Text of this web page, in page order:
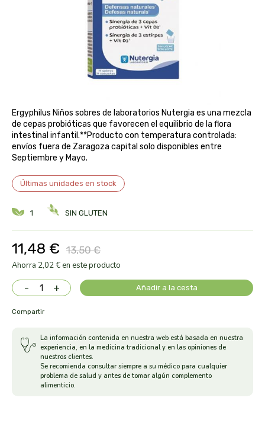
Ergyphilus Niños sobres de laboratorios Nutergia es una mezcla
de cepas probióticas que favorecen el equilibrio de la flora
intestinal infantil.**Producto con temperatura controlada:
envíos fuera de Zaragoza capital solo disponibles entre
Septiembre y Mayo.
Últimas unidades en stock
1 SIN GLUTEN
11,48 € 13,50 €
Ahorra 2,02 € en este producto
- + Añadir a la cesta
Compartir
La información contenida en nuestra web está basada en nuestra
experiencia, en la medicina tradicional y en las opiniones de
nuestros clientes.
Se recomienda consultar siempre a su médico para cualquier
problema de salud y antes de tomar algún complemento
alimenticio.
antiox y nutricosmética
hormonal y salud sexual
vista y oídos
protección solar y mosquitos
diy cremas caseras
conservas, patés y sopas
aloe pura laboratorios
alta pasticceria italiana
alter nativa 3
amandin
amapola
arnidol
arrasate
artemis
arteoliva
artesania agricola